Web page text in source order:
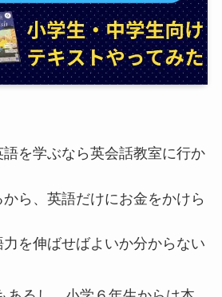
を学ぶなら英会話教室に行か
ら、英語だけにお金をかけら
を伸ばせばよいか分からない